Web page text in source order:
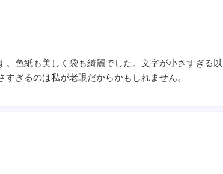
。色紙も美しく袋も綺麗でした。文字が小さすぎる以
ぎるのは私が老眼だからかもしれません。